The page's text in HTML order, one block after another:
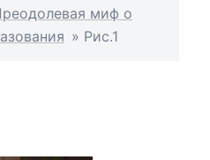
миф о
» Рис.1